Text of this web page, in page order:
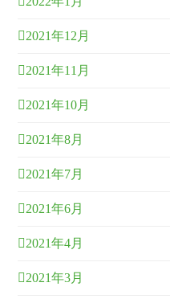
2021年12月
2021年11月
2021年10月
2021年8月
2021年7月
2021年6月
2021年4月
2021年3月